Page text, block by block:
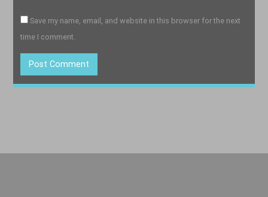
Save my name, email, and website in this browser for the next
time I comment.